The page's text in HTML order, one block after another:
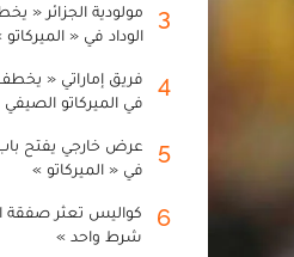
3
مولودية الجزائر «
الوداد في « الميركاتو
4
فريق إماراتي «
في الميركاتو الصيفي
5
عرض خارجي يفتح باب
في « الميركاتو »
6
كواليس تعثر صفقة
شرط واحد »